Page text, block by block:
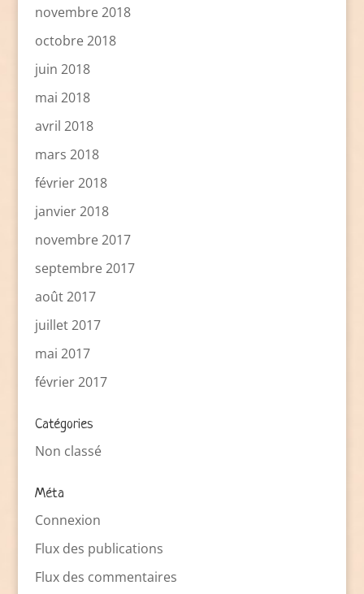
novembre 2018
octobre 2018
juin 2018
mai 2018
avril 2018
mars 2018
février 2018
janvier 2018
novembre 2017
septembre 2017
août 2017
juillet 2017
mai 2017
février 2017
Catégories
Non classé
Méta
Connexion
Flux des publications
Flux des commentaires